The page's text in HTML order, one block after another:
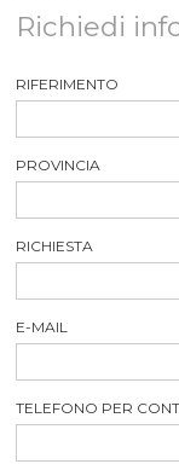
Richiedi
RIFERIMENTO
PROVINCIA
RICHIESTA
E-MAIL
TELEFONO PER